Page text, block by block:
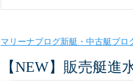
マリーナブログ新艇・中古艇ブロ
【NEW】販売艇進